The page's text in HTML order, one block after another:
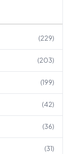
(229)
(203)
(199)
(42)
(36)
(31)